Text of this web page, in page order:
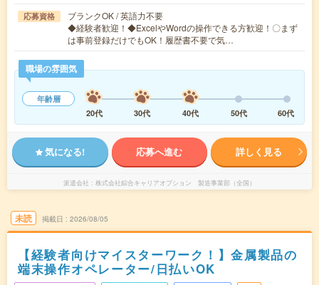
応募資格
ブランクOK / 英語力不要
◆経験者歓迎！◆ExcelやWordの操作できる方歓迎！〇まず
は事前登録だけでもOK！履歴書不要で気…
職場の雰囲気
年齢層
20代
30代 40代 50代 60代
気になる! 応募へ進む 詳しく見る
派遣会社 株式会社綜合キャリアオプション 製造事業部（全国）
未読 掲載日 2026/08/05
【経験者向けマイスターワーク！】金属製品の
端末操作オペレーター/日払いOK